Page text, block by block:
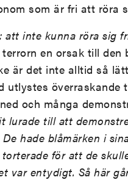
som är fri att röra
att inte kunna röra sig
en orsak till den
är det inte alltid så
utlystes överraskande
och många
lurade till att
hade blåmärken i
för att de
var entydigt. Så här